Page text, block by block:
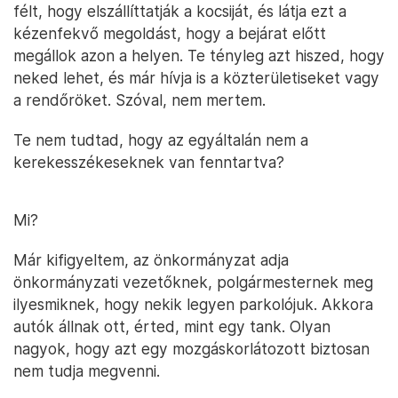
félt, hogy elszállíttatják a kocsiját, és látja ezt a
kézenfekvő megoldást, hogy a bejárat előtt
megállok azon a helyen. Te tényleg azt hiszed, hogy
neked lehet, és már hívja is a közterületiseket vagy
a rendőröket. Szóval, nem mertem.
Te nem tudtad, hogy az egyáltalán nem a
kerekesszékeseknek van fenntartva?
Mi?
Már kifigyeltem, az önkormányzat adja
önkormányzati vezetőknek, polgármesternek meg
ilyesmiknek, hogy nekik legyen parkolójuk. Akkora
autók állnak ott, érted, mint egy tank. Olyan
nagyok, hogy azt egy mozgáskorlátozott biztosan
nem tudja megvenni.